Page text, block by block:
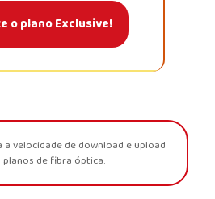
o plano Exclusive!
velocidade de download e upload
planos de fibra óptica.